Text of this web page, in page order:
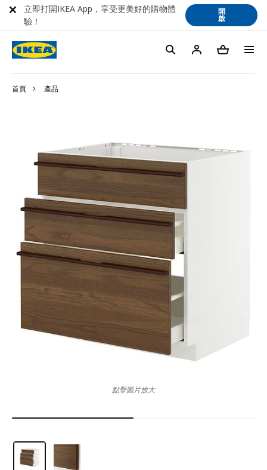
首頁 產品
點擊圖片放大
立即打開IKEA App，享受更美好的購物體
驗！
開
啟